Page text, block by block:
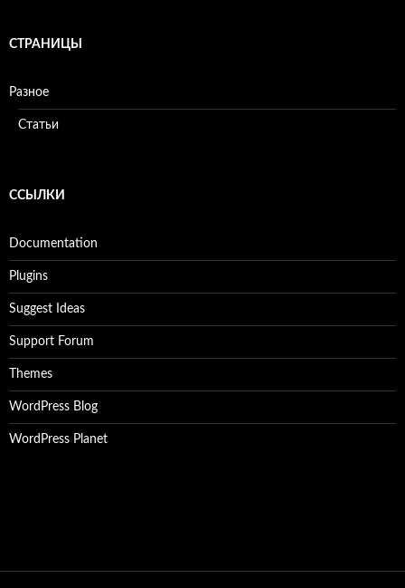
СТРАНИЦЫ
Разное
Статьи
ССЫЛКИ
Documentation
Plugins
Suggest Ideas
Support Forum
Themes
WordPress Blog
WordPress Planet